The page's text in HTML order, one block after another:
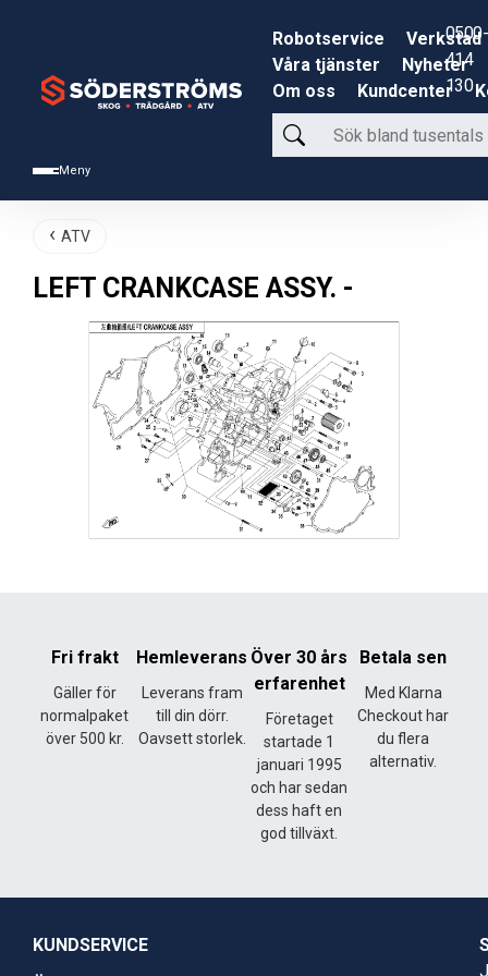
Meny
Robotservice
Verkstad
Våra tjänster
Nyheter
Om oss
Kundcenter
Sök
bland
produkter
0500-
414
130
ATV
LEFT CRANKCASE ASSY. -
Fri frakt
Gäller för
normalpaket
över 500 kr.
Hemleverans
Leverans fram
till din dörr.
Oavsett storlek.
Över 30 års
erfarenhet
Företaget
startade 1
januari 1995
och har sedan
dess haft en
god tillväxt.
Betala sen
Med Klarna
Checkout har
du flera
alternativ.
KUNDSERVICE